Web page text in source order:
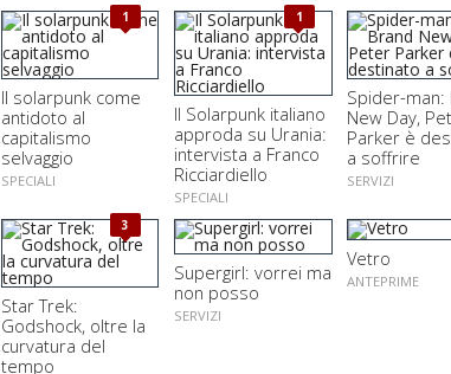
1
Il solarpunk come
antidoto al
capitalismo
selvaggio
SPECIALI
1
Il Solarpunk italiano
approda su Urania:
intervista a Franco
Ricciardiello
SPECIALI
Spider-man:
New Day,
Parker è
a soffrire
SERVIZI
3
Star Trek:
Godshock, oltre la
curvatura del
tempo
Supergirl: vorrei ma
non posso
SERVIZI
Vetro
ANTEPRIME